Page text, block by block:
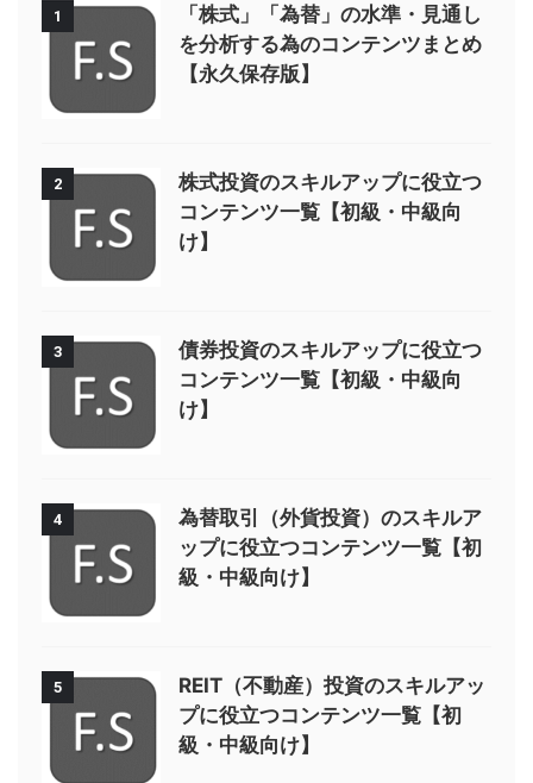
1
「株式」「為替」の水準・見通し
を分析する為のコンテンツまとめ
【永久保存版】
2
株式投資のスキルアップに役立つ
コンテンツ一覧【初級・中級向
け】
3
債券投資のスキルアップに役立つ
コンテンツ一覧【初級・中級向
け】
4
為替取引（外貨投資）のスキルア
ップに役立つコンテンツ一覧【初
級・中級向け】
5
REIT（不動産）投資のスキルアッ
プに役立つコンテンツ一覧【初
級・中級向け】